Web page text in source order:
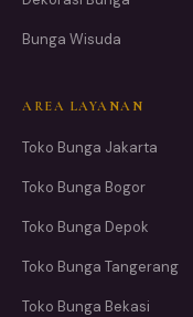
Bunga Wisuda
AREA LAYANAN
Toko Bunga Jakarta
Toko Bunga Bogor
Toko Bunga Depok
Toko Bunga Tangerang
Toko Bunga Bekasi